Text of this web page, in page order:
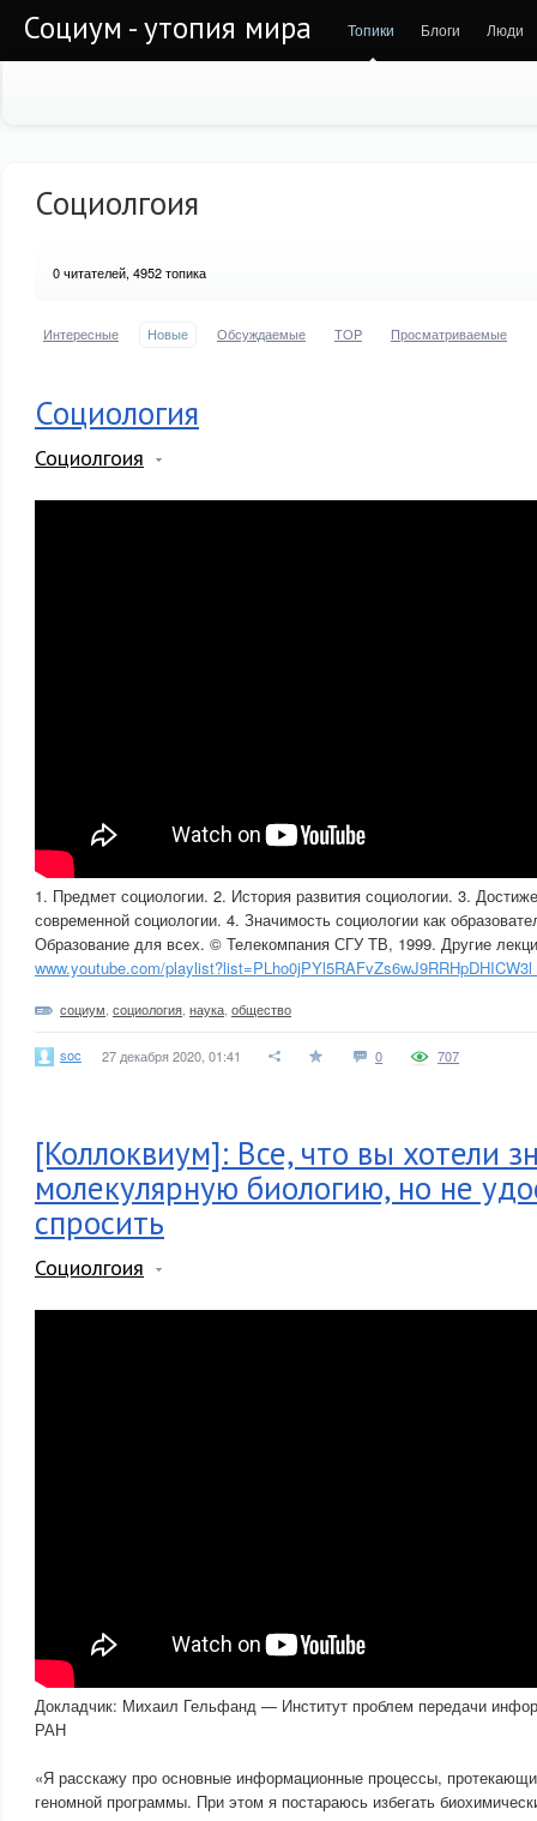
Социум - утопия мира Топики Блоги Люди
Социолгоия
0читателей, 4952 топика
Интересные Новые Обсуждаемые TOP Просматриваемые
Социология
Социолгоия
1. Предмет социологии. 2. История развития социологии. 3.
современной социологии. 4. Значимость социологии как
Образование для всех. © Телекомпания СГУ ТВ, 1999. Другие
www.youtube.com/
социум социология наука общество
soc 27 декабря 2020, 01:41 0 707
[Коллоквиум]: Все, что вы хотели
молекулярную биологию, но не
спросить
Социолгоия
Докладчик: Михаил Гельфанд — Институт проблем передачи
РАН
«Я расскажу про основные информационные процессы,
геномной программы. При этом я постараюсь избегать